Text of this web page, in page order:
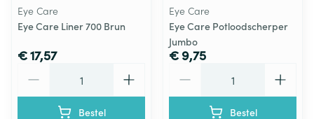
Eye Care
Eye Care Liner 700 Brun
€ 17,57
Bestel
Eye Care
Eye Care Potloodscherper
Jumbo
€ 9,75
Bestel